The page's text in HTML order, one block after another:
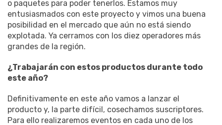
o paquetes para poder tenerlos. Estamos muy
entusiasmados con este proyecto y vimos una buena
posibilidad en el mercado que aún no está siendo
explotada. Ya cerramos con los diez operadores más
grandes de la región.
¿Trabajarán con estos productos durante todo
este año?
Definitivamente en este año vamos a lanzar el
producto y, la parte difícil, cosechamos suscriptores.
Para ello realizaremos eventos en cada uno de los